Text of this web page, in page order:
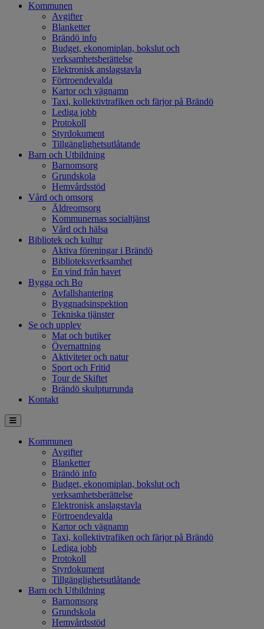
Kommunen
Avgifter
Blanketter
Brändö info
Budget, ekonomiplan, bokslut och
verksamhetsberättelse
Elektronisk anslagstavla
Förtroendevalda
Kartor och vägnamn
Taxi, kollektivtrafiken och färjor på Brändö
Lediga jobb
Protokoll
Styrdokument
Tillgänglighetsutlåtande
Barn och Utbildning
Barnomsorg
Grundskola
Hemvårdsstöd
Vård och omsorg
Äldreomsorg
Kommunernas socialtjänst
Vård och hälsa
Bibliotek och kultur
Aktiva föreningar i Brändö
Biblioteksverksamhet
En vind från havet
Bygga och Bo
Avfallshantering
Byggnadsinspektion
Tekniska tjänster
Se och upplev
Mat och butiker
Övernattning
Aktiviteter och natur
Sport och Fritid
Tour de Skiftet
Brändö skulpturrunda
Kontakt
Kommunen
Avgifter
Blanketter
Brändö info
Budget, ekonomiplan, bokslut och
verksamhetsberättelse
Elektronisk anslagstavla
Förtroendevalda
Kartor och vägnamn
Taxi, kollektivtrafiken och färjor på Brändö
Lediga jobb
Protokoll
Styrdokument
Tillgänglighetsutlåtande
Barn och Utbildning
Barnomsorg
Grundskola
Hemvårdsstöd